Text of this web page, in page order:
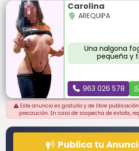
Carolina
AREQUIPA
Una nalgona
pequeña y
963 026 578
Este anuncio es gratuito y de libre
precaución. En caso de sospecha de estafa,
Publica tu